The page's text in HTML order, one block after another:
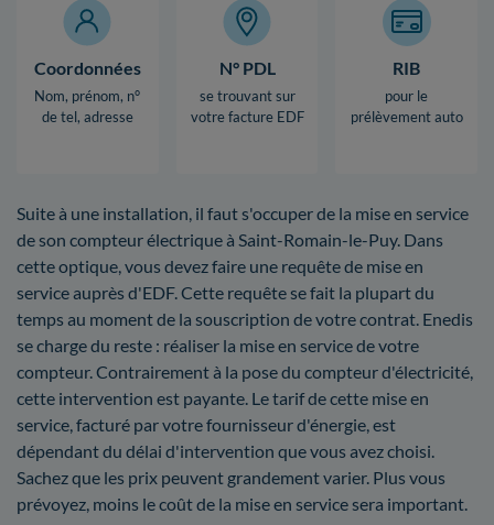
Coordonnées
Nom, prénom, n°
de tel, adresse
N° PDL
se trouvant sur
votre facture EDF
RIB
pour le
prélèvement auto
Suite à une installation, il faut s'occuper de la mise en service
de son compteur électrique à Saint-Romain-le-Puy. Dans
cette optique, vous devez faire une requête de mise en
service auprès d'EDF. Cette requête se fait la plupart du
temps au moment de la souscription de votre contrat. Enedis
se charge du reste : réaliser la mise en service de votre
compteur. Contrairement à la pose du compteur d'électricité,
cette intervention est payante. Le tarif de cette mise en
service, facturé par votre fournisseur d'énergie, est
dépendant du délai d'intervention que vous avez choisi.
Sachez que les prix peuvent grandement varier. Plus vous
prévoyez, moins le coût de la mise en service sera important.